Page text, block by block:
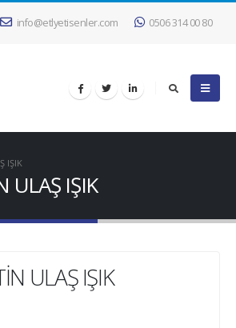
info@etlyetisenler.com 0506 314 00 80
IŞIK
ULAŞ IŞIK
ULAŞ IŞIK